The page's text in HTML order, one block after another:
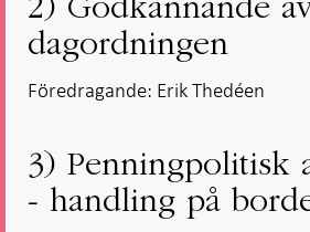
2) Godkännande
dagordningen
Föredragande: Erik Thedéen
3) Penningpolitisk
- handling på